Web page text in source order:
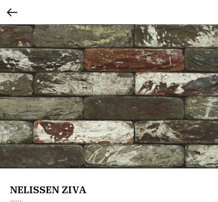
NELISSEN ZIVA